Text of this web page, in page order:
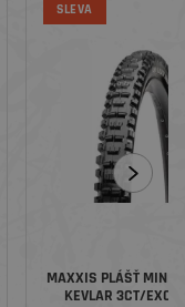
SLEVA
MAXXIS PLÁŠŤ
KEVLAR 3CT/EXO/